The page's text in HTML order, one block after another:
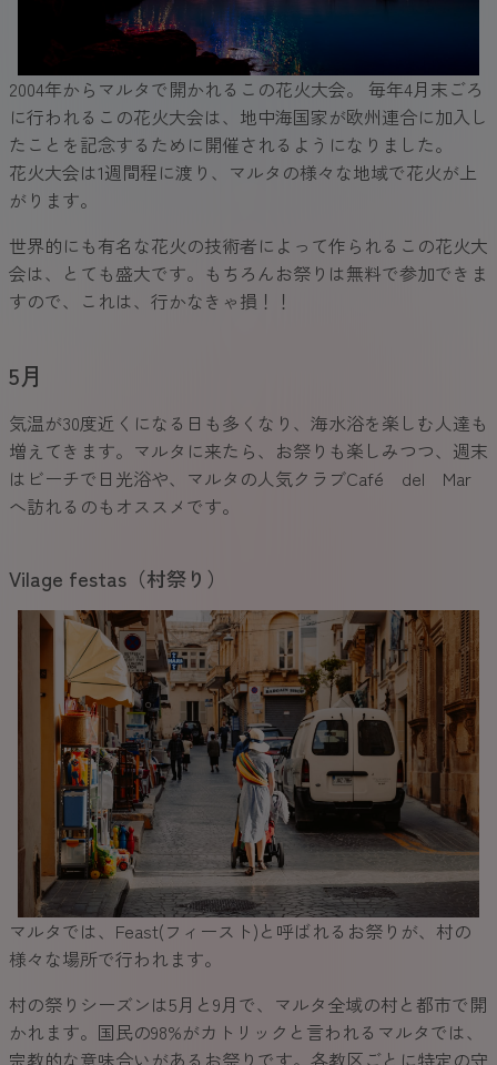
2004年からマルタで開かれるこの花火大会。 毎年4月末ごろ
に行われるこの花火大会は、地中海国家が欧州連合に加入し
たことを記念するために開催されるようになりました。
花火大会は1週間程に渡り、マルタの様々な地域で花火が上
がります。
世界的にも有名な花火の技術者によって作られるこの花火大
会は、とても盛大です。もちろんお祭りは無料で参加できま
すので、これは、行かなきゃ損！！
5月
気温が30度近くになる日も多くなり、海水浴を楽しむ人達も
増えてきます。マルタに来たら、お祭りも楽しみつつ、週末
はビーチで日光浴や、マルタの人気クラブCafé del Mar
へ訪れるのもオススメです。
Vilage festas（村祭り）
マルタでは、Feast(フィースト)と呼ばれるお祭りが、村の
様々な場所で行われます。
村の祭りシーズンは5月と9月で、マルタ全域の村と都市で開
かれます。国民の98%がカトリックと言われるマルタでは、
宗教的な意味合いがあるお祭りです。各教区ごとに特定の守